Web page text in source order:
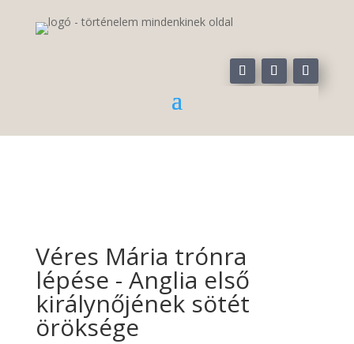
Véres Mária trónra
lépése - Anglia első
királynőjének sötét
öröksége